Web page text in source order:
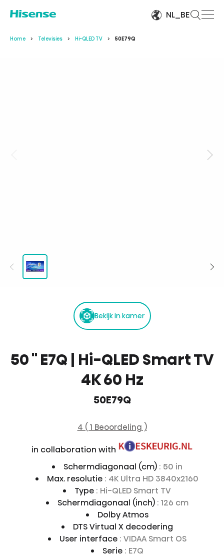
NL_BE
Home Televisies Hi-QLED TV 50E79Q
Bekijk in kamer
50 '' E7Q | Hi-QLED Smart TV
4K 60 Hz
50E79Q
4 ( 1 Beoordeling )
in collaboration with
Schermdiagonaal (cm) : 50 in
Max. resolutie : 4K Ultra HD 3840x2160
Type : Hi-QLED Smart TV
Schermdiagonaal (inch) : 126 cm
Dolby Atmos
DTS Virtual X decodering
User interface : VIDAA Smart OS
Serie : E7Q